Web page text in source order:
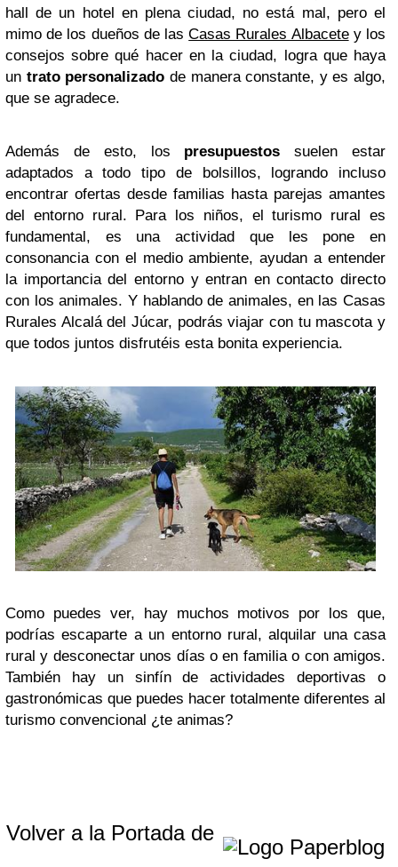
hall de un hotel en plena ciudad, no está mal, pero el
mimo de los dueños de lasCasas Rurales Albacetey los
consejos sobre qué hacer en la ciudad, logra que haya
un trato personalizado de manera constante, y es algo,
que se agradece.
Además de esto, los presupuestos suelen estar
adaptados a todo tipo de bolsillos, logrando incluso
encontrar ofertas desde familias hasta parejas amantes
del entorno rural. Para los niños, el turismo rural es
fundamental, es una actividad que les pone en
consonancia con el medio ambiente, ayudan a entender
la importancia del entorno y entran en contacto directo
con los animales. Y hablando de animales, en las Casas
Rurales Alcalá del Júcar, podrás viajar con tu mascota y
que todos juntos disfrutéis esta bonita experiencia.
Como puedes ver, hay muchos motivos por los que,
podrías escaparte a un entorno rural, alquilar una casa
rural y desconectar unos días o en familia o con amigos.
También hay un sinfín de actividades deportivas o
gastronómicas que puedes hacer totalmente diferentes al
turismo convencional ¿te animas?
Volver a la Portada de